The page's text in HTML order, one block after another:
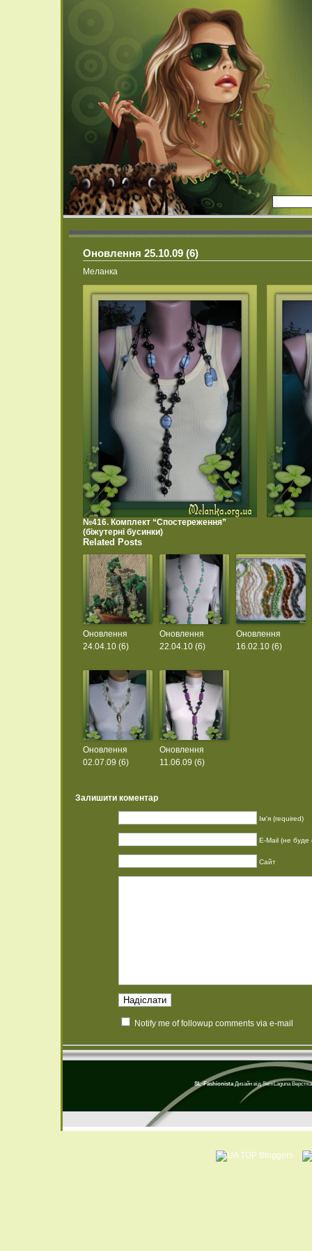
Оновлення 25.10.09 (6)
Меланка
№416. Комплект “Спостереження”
(біжутерні бусинки)
Related Posts
Оновлення
24.04.10 (6)
Оновлення
22.04.10 (6)
Оновлення
16.02.10 (6)
Оновлення
02.07.09 (6)
Оновлення
11.06.09 (6)
Залишити коментар
Ім'я (required)
E-Mail (не буде
Сайт
Notify me of followup comments via e-mail
SL-Fashionista Дизайн відSemLaguna